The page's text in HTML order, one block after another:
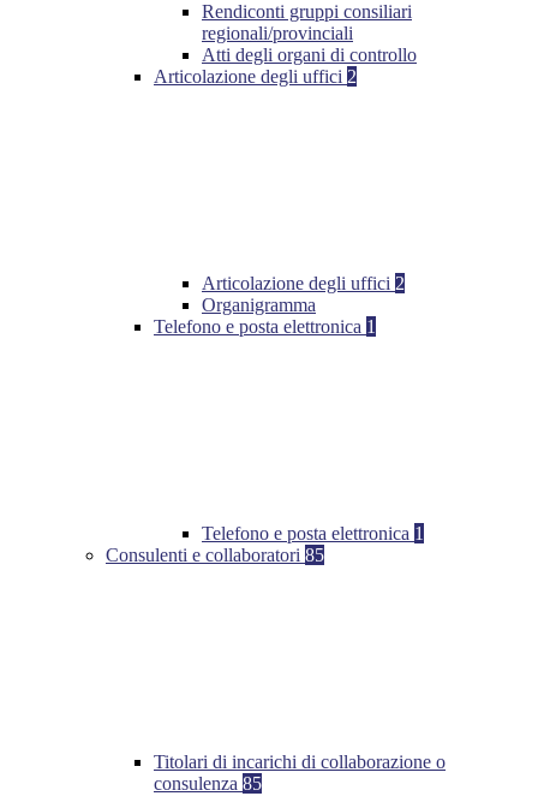
Rendiconti gruppi consiliari
regionali/provinciali
Atti degli organi di controllo
Articolazione degli uffici 2
Articolazione degli uffici 2
Organigramma
Telefono e posta elettronica 1
Telefono e posta elettronica 1
Consulenti e collaboratori 85
Titolari di incarichi di collaborazione o
consulenza 85